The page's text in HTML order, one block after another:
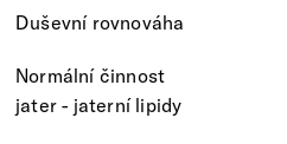
Duševní rovnováha
Normální činnost
jater - jaterní lipidy